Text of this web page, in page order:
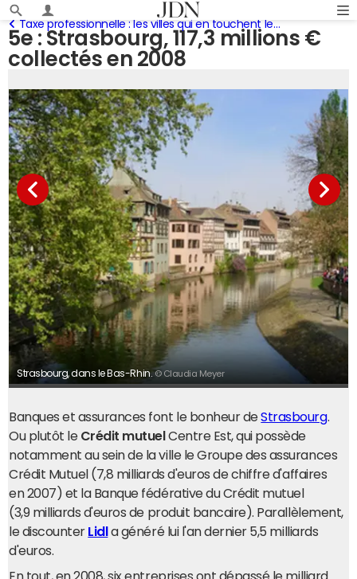
5e : Strasbourg, 117,3 millions €
collectés en 2008
Taxe professionnelle : les villes qui en touchent le plus
Strasbourg, dans le Bas-Rhin.© Claudia Meyer
Banques et assurances font le bonheur deStrasbourg.
Ou plutôt le Crédit mutuel Centre Est, qui possède
notamment au sein de la ville le Groupe des assurances
Crédit Mutuel (7,8 milliards d'euros de chiffre d'affaires
en 2007) et la Banque fédérative du Crédit mutuel
(3,9 milliards d'euros de produit bancaire). Parallèlement,
le discounter Lidl
a généré lui l'an dernier 5,5 milliards
d'euros.
En tout, en 2008, six entreprises ont dépassé le milliard